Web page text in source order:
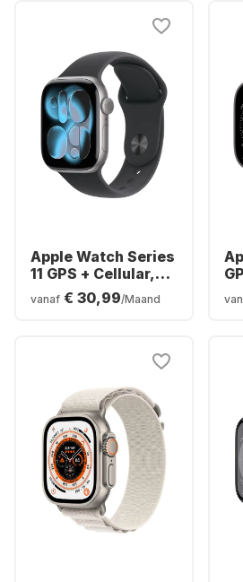
Apple Watch Series
11 GPS + Cellular,
aluminium kast, 46
mm
vanaf € 30,99/Maand